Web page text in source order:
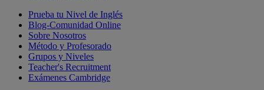
Prueba tu Nivel de Inglés
Blog-Comunidad Online
Sobre Nosotros
Método y Profesorado
Grupos y Niveles
Teacher's Recruitment
Exámenes Cambridge